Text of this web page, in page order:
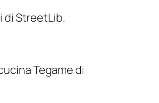
di StreetLib.
Tegame di